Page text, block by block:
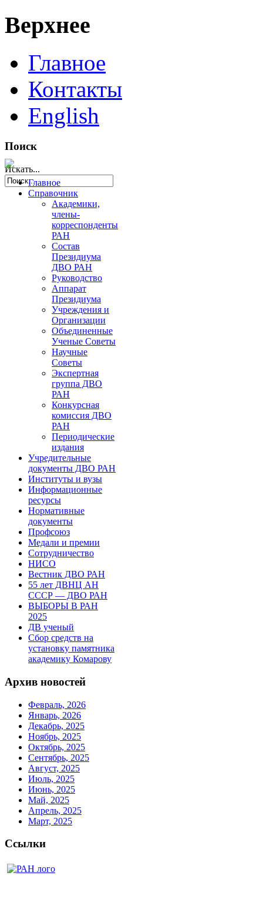
Верхнее
Главное
Контакты
English
Поиск
Искать...
Главное
Справочник
Академики,
члены-
корреспонденты
РАН
Состав
Президиума
ДВО РАН
Руководство
Аппарат
Президиума
Учреждения и
Организации
Объединенные
Ученые Советы
Научные
Советы
Экспертная
группа ДВО
РАН
Конкурсная
комиссия ДВО
РАН
Периодические
издания
Учредительные
документы ДВО РАН
Институты и вузы
Информационные
ресурсы
Нормативные
документы
Профсоюз
Медали и премии
Сотрудничество
НИСО
Вестник ДВО РАН
55 лет ДВНЦ АН
СССР — ДВО РАН
ВЫБОРЫ В РАН
2025
ДВ ученый
Сбор средств на
установку памятника
академику Комарову
Архив новостей
Февраль, 2026
Январь, 2026
Декабрь, 2025
Ноябрь, 2025
Октябрь, 2025
Сентябрь, 2025
Август, 2025
Июль, 2025
Июнь, 2025
Май, 2025
Апрель, 2025
Март, 2025
Ссылки